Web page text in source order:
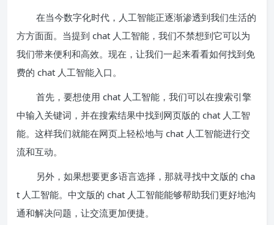
在当今数字化时代，人工智能正逐渐渗透到我们生活的
方方面面。当提到 chat 人工智能，我们不禁想到它可以为
我们带来便利和高效。现在，让我们一起来看看如何找到免
费的 chat 人工智能入口。
首先，要想使用 chat 人工智能，我们可以在搜索引擎
中输入关键词，并在搜索结果中找到网页版的 chat 人工智
能。这样我们就能在网页上轻松地与 chat 人工智能进行交
流和互动。
另外，如果想要更多语言选择，那就寻找中文版的 cha
t 人工智能。中文版的 chat 人工智能能够帮助我们更好地沟
通和解决问题，让交流更加便捷。